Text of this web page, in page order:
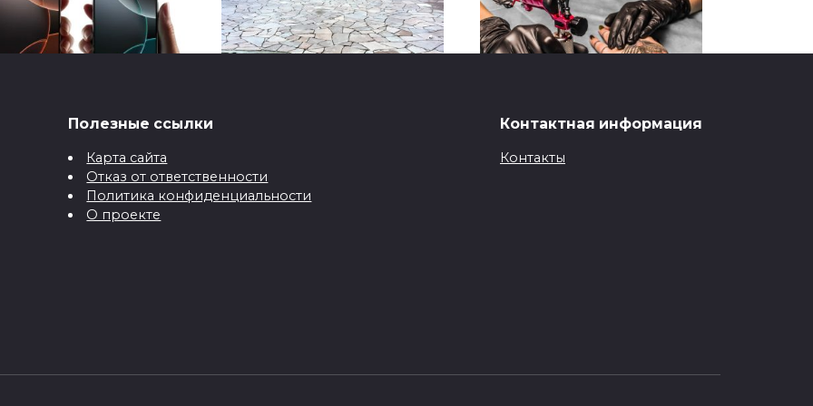
блекаутів
реалії змушують
користувачів
плитка, брусчатка или
бетон
обладнання
Полезные ссылки
Карта сайта
Отказ от ответственности
Политика конфиденциальности
О проекте
Контактная информация
Контакты